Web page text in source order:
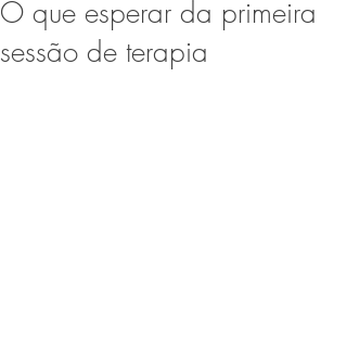
O que esperar da primeira
sessão de terapia